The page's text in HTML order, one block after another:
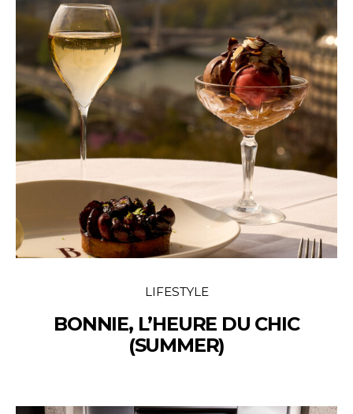
LIFESTYLE
BONNIE, L’HEURE DU CHIC
(SUMMER)